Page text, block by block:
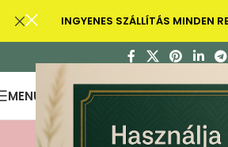
INGYENES SZÁLLÍTÁS MINDEN
MENU